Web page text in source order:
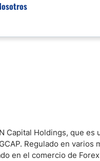
Noticias Forex Diarias
Mercado de Acciones
Capital Holdings, que es
Regulado en varios
en el comercio de